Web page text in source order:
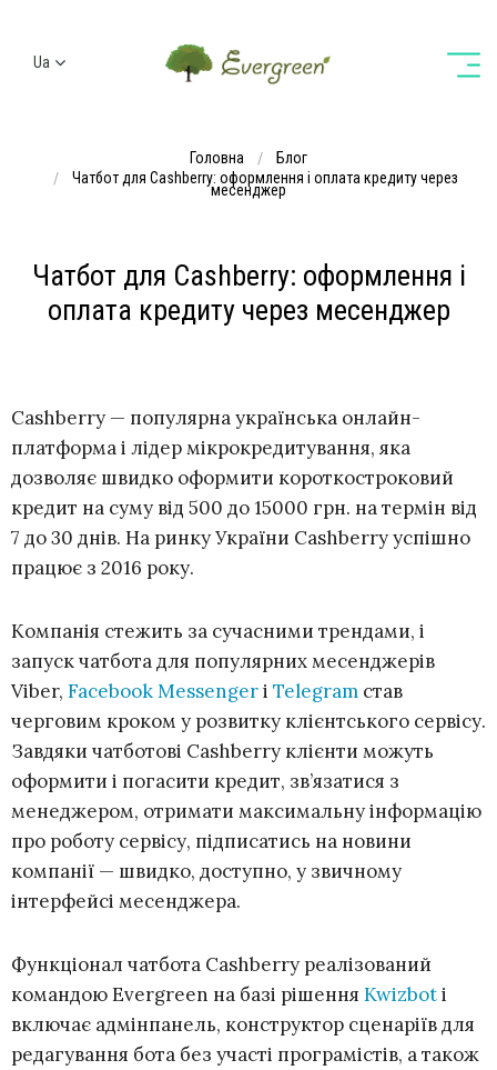
Ua
Головна
Блог
Чатбот для Cashberry: оформлення і оплата кредиту через
месенджер
Чатбот для Cashberry: оформлення і
оплата кредиту через месенджер
Cashberry — популярна українська онлайн-
платформа і лідер мікрокредитування, яка
дозволяє швидко оформити короткостроковий
кредит на суму від 500 до 15000 грн. на термін від
7 до 30 днів. На ринку України Cashberry успішно
працює з 2016 року.
Компанія стежить за сучасними трендами, і
запуск чатбота для популярних месенджерів
Viber, Facebook Messengerі Telegram став
черговим кроком у розвитку клієнтського сервісу.
Завдяки чатботові Cashberry клієнти можуть
оформити і погасити кредит, зв’язатися з
менеджером, отримати максимальну інформацію
про роботу сервісу, підписатись на новини
компанії — швидко, доступно, у звичному
інтерфейсі месенджера.
Функціонал чатбота Cashberry реалізований
командою Evergreen на базі рішення Kwizbotі
включає адмінпанель, конструктор сценаріїв для
редагування бота без участі програмістів, а також